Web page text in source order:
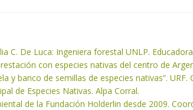
C. De Luca: Ingeniera forestal UNLP.
con especies nativas del centro de
y banco de semillas de especies nativas”. URF.
de Especies Nativas. Alpa Corral.
de la Fundación Holderlin desde 2009.